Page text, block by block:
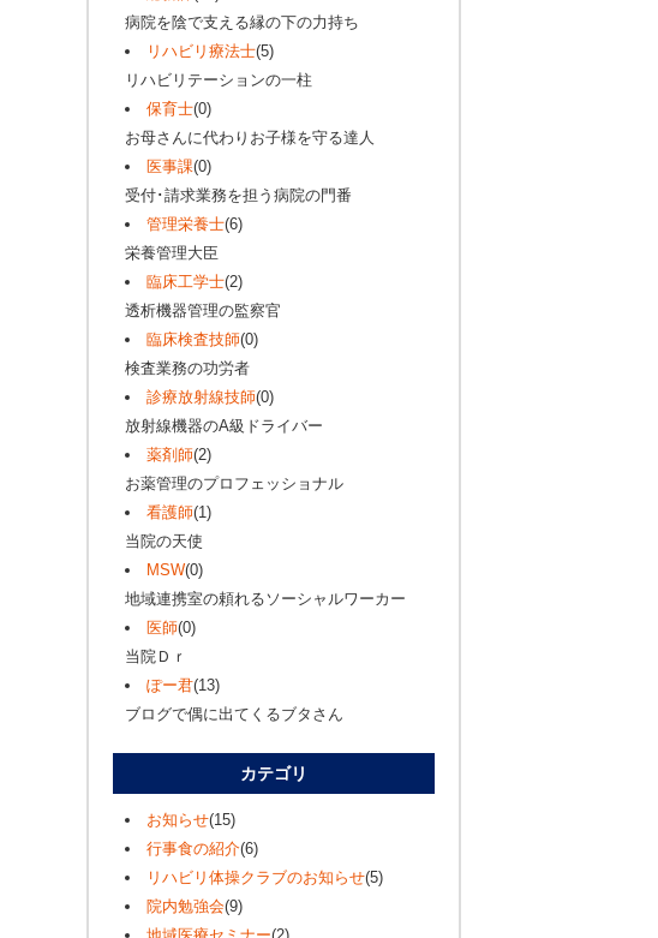
病院を陰で支える縁の下の力持ち
リハビリ療法士(5)
リハビリテーションの一柱
保育士(0)
お母さんに代わりお子様を守る達人
医事課(0)
受付･請求業務を担う病院の門番
管理栄養士(6)
栄養管理大臣
臨床工学士(2)
透析機器管理の監察官
臨床検査技師(0)
検査業務の功労者
診療放射線技師(0)
放射線機器のA級ドライバー
薬剤師(2)
お薬管理のプロフェッショナル
看護師(1)
当院の天使
MSW(0)
地域連携室の頼れるソーシャルワーカー
医師(0)
当院Ｄｒ
ぽー君(13)
ブログで偶に出てくるブタさん
カテゴリ
お知らせ(15)
行事食の紹介(6)
リハビリ体操クラブのお知らせ(5)
院内勉強会(9)